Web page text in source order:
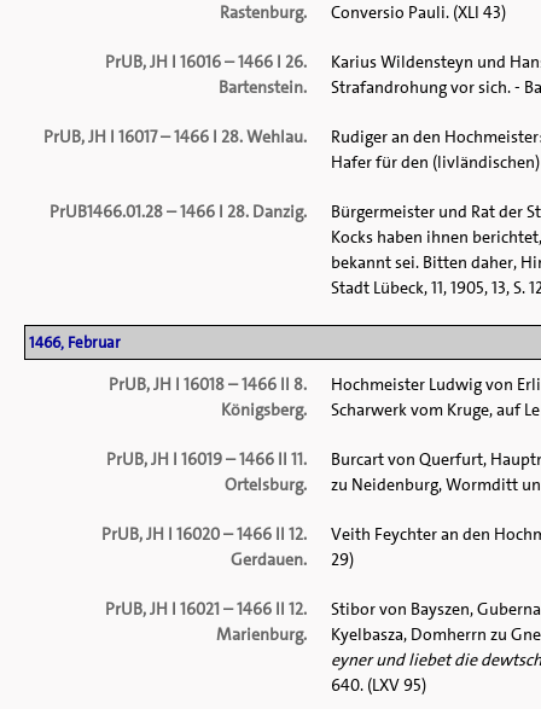
Rastenburg.
Conversio Pauli. (XLI 43)
PrUB, JH I 16016 – 1466 I 26.
Bartenstein.
Karius Wildensteyn und
Strafandrohung vor sich. -
PrUB, JH I 16017 – 1466 I 28. Wehlau.
Rudiger an den
Hafer für den
PrUB1466.01.28 – 1466 I 28. Danzig.
Bürgermeister und Rat der
Kocks haben ihnen
bekannt sei. Bitten daher,
Stadt Lübeck, 11, 1905, 13, S.
1466, Februar
PrUB, JH I 16018 – 1466 II 8.
Königsberg.
Hochmeister Ludwig von
Scharwerk vom Kruge, auf
PrUB, JH I 16019 – 1466 II 11.
Ortelsburg.
Burcart von Querfurt,
zu Neidenburg, Wormditt
PrUB, JH I 16020 – 1466 II 12.
Gerdauen.
Veith Feychter an den
29)
PrUB, JH I 16021 – 1466 II 12.
Marienburg.
Stibor von Bayszen,
Kyelbasza, Domherrn zu
eyner und liebet die
640. (LXV 95)